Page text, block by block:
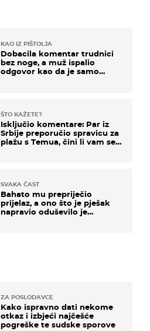
KAO IZ PIŠTOLJA
Dobacila komentar trudnici
bez noge, a muž ispalio
odgovor kao da je samo
ŠTO KAŽETE?
Isključio komentare: Par iz
Srbije preporučio spravicu za
plažu s Temua, čini li vam se
SVAKA ČAST
Bahato mu prepriječio
prijelaz, a ono što je pješak
napravio oduševilo je
ZA POSLODAVCE
Kako ispravno dati nekome
otkaz i izbjeći najčešće
pogreške te sudske sporove